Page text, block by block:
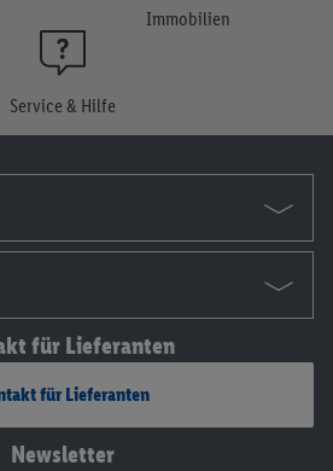
Immobilien
Service & Hilfe
für Lieferanten
für Lieferanten
Newsletter